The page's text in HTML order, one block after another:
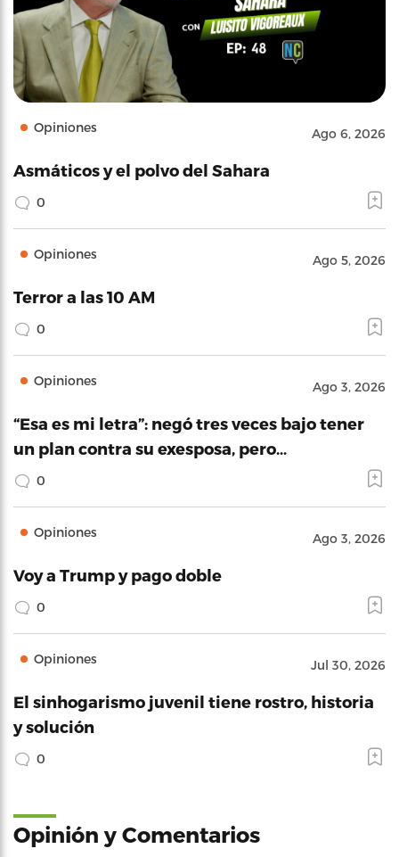
Opiniones Ago 6, 2026
Asmáticos y el polvo del Sahara
0
Opiniones Ago 5, 2026
Terror a las 10 AM
0
Opiniones Ago 3, 2026
“Esa es mi letra”: negó tres veces bajo tener
un plan contra su exesposa, pero…
0
Opiniones Ago 3, 2026
Voy a Trump y pago doble
0
Opiniones Jul 30, 2026
El sinhogarismo juvenil tiene rostro, historia
y solución
0
Opinión y Comentarios